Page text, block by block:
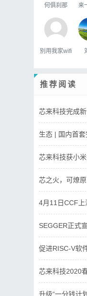
何俱刹那 来
别用我家wifi
推荐阅读
芯来科技完成
生态 | 国内首
芯来科技获小
芯之火，可燎
4月11日CCF
SEGGER正式
促进RISC-V软
芯来科技2020
升级“一分钱计